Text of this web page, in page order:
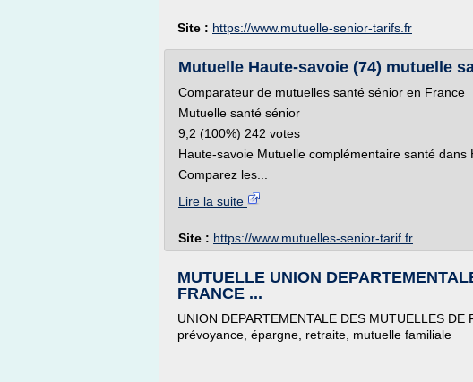
Site : https://www.mutuelle-senior-tarifs.fr
Mutuelle Haute-savoie (74) mutuelle
Comparateur de mutuelles santé sénior en France
Mutuelle santé sénior
9,2 (100%) 242 votes
Haute-savoie Mutuelle complémentaire santé dans
Comparez les...
Lire la suite
Site : https://www.mutuelles-senior-tarif.fr
MUTUELLE UNION
FRANCE ...
UNION DEPARTEMENTALE DES MUTUELLES
prévoyance, épargne, retraite, mutuelle familiale